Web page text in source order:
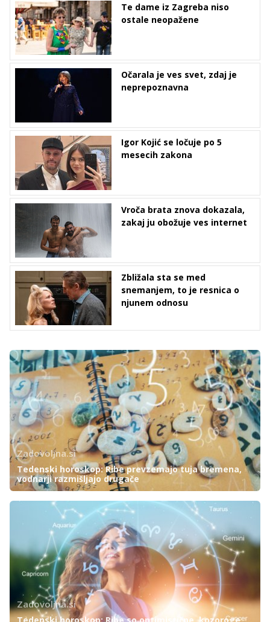
Te dame iz Zagreba niso
ostale neopažene
Očarala je ves svet, zdaj je
neprepoznavna
Igor Kojić se ločuje po 5
mesecih zakona
Vroča brata znova dokazala,
zakaj ju obožuje ves internet
Zbližala sta se med
snemanjem, to je resnica o
njunem odnosu
Zadovoljna.si
Tedenski horoskop: Ribe prevzemajo tuja bremena,
vodnarji razmišljajo drugače
Zadovoljna.si
Tedenski horoskop: Ribe so optimistične, kozoroge